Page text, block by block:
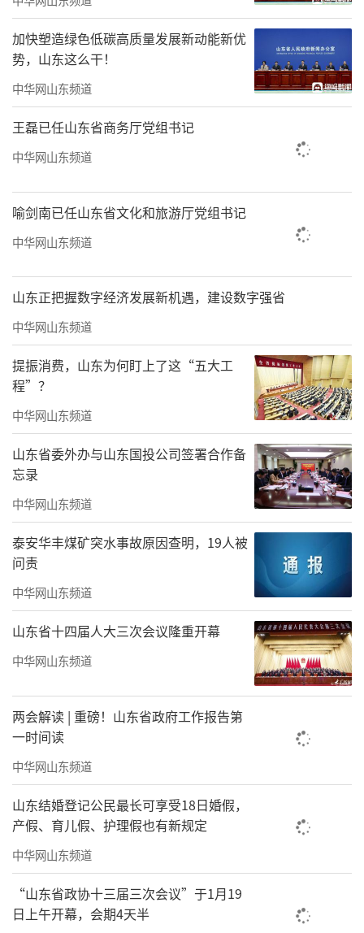
开时代风气之先。今唐辉先生以笔墨为媒，雅
集于此，既是与前贤隔空对话，亦为传统书画
注入时代清音。园中景致与案上山水、笔下云
烟相映成趣，让观者于皇家园林之胜境中，品
赏中国书画之文脉传承。
此次展出之作，皆为唐辉先生近年精心之
构。或写太行烟雨，或绘侗寨秋光，或题诗书
联，或作焦墨山水。幅幅皆见匠心，笔笔尽含
真情。愿观者漫步其间，于墨色变幻中，感山
川之美；于线条流转间，悟笔墨之魂。以画为
友，以墨交心，共赴一场不负春光、不负艺心
的文化雅集。
中国画学会
荣宝斋画院
作品欣赏
加快塑造绿色低碳高质量发展新动能新优
势，山东这么干！
中华网山东频道
王磊已任山东省商务厅党组书记
中华网山东频道
喻剑南已任山东省文化和旅游厅党组书记
中华网山东频道
山东正把握数字经济发展新机遇，建设数字强省
中华网山东频道
提振消费，山东为何盯上了这“五大工
程”？
中华网山东频道
山东省委外办与山东国投公司签署合作备
忘录
中华网山东频道
泰安华丰煤矿突水事故原因查明，19人被
问责
中华网山东频道
山东省十四届人大三次会议隆重开幕
中华网山东频道
两会解读 | 重磅！山东省政府工作报告第
一时间读
中华网山东频道
山东结婚登记公民最长可享受18日婚假，
产假、育儿假、护理假也有新规定
中华网山东频道
“山东省政协十三届三次会议”于1月19
日上午开幕，会期4天半